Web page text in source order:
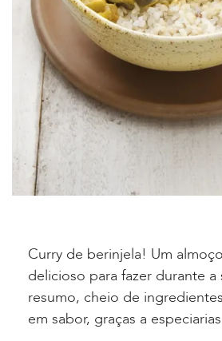
Curry de berinjela! Um
delicioso para fazer durante a
resumo, cheio de
em sabor, graças a